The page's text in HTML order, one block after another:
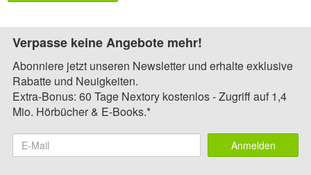
Verpasse keine Angebote mehr!
Abonniere jetzt unseren Newsletter und erhalte exklusive
Rabatte und Neuigkeiten.
Extra-Bonus: 60 Tage Nextory kostenlos - Zugriff auf 1,4
Mio. Hörbücher & E-Books.*
Anmelden